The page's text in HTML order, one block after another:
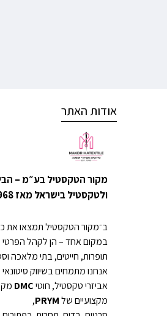
אודות האתר
מקור הטקסטיל בע״מ –
ולטקסטיל בישראל מאז 1968
ב־מקור הטקסטיל תמצאו את
במקום אחד – הן לקהל הפרטי
תופרות, חייטים, בתי מלאכה
אנחנו מתמחים בשיווק
אביזרי טקסטיל, חוטיDMC
מקצועיים שלPRYM
,